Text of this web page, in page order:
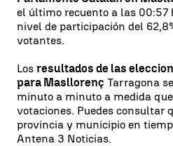
el último recuento a las 00:57
nivel de participación del
votantes.
Los resultados de las
para Masllorenç Tarragona
minuto a minuto a medida
votaciones. Puedes consultar
provincia y municipio en
Antena 3 Noticias.